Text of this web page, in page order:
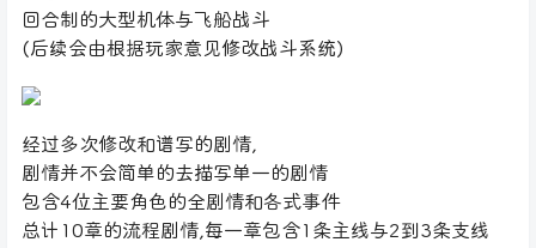
回合制的大型机体与飞船战斗
(后续会由根据玩家意见修改战斗系统)
经过多次修改和谱写的剧情,
剧情并不会简单的去描写单一的剧情
包含4位主要角色的全剧情和各式事件
总计10章的流程剧情,每一章包含1条主线与2到3条支线